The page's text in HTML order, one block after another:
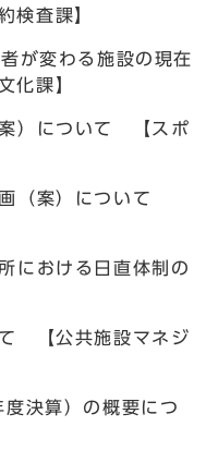
検査課】
が変わる施設の現在
化課】
）について 【スポ
（案）について
における日直体制の
【公共施設マネジ
決算）の概要につ